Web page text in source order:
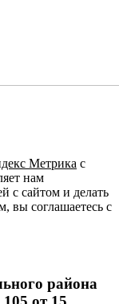
Метрика с
нам
с сайтом и делать
вы соглашаетесь с
района